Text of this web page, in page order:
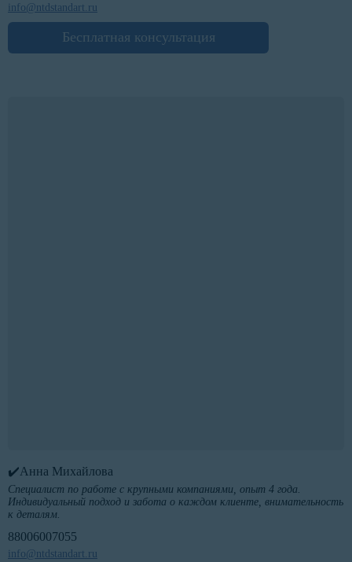
info@ntdstandart.ru
Бесплатная консультация
✔️Анна Михайлова
Специалист по работе с крупными компаниями, опыт 4 года.
Индивидуальный подход и забота о каждом клиенте, внимательность
к деталям.
88006007055
info@ntdstandart.ru